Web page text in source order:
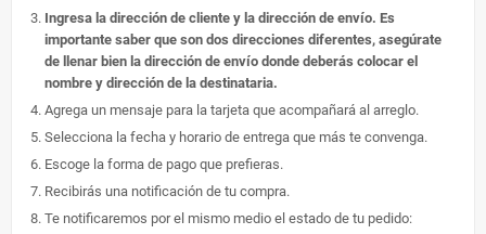
Ingresa la dirección de cliente y la dirección de envío. Es
importante saber que son dos direcciones diferentes, asegúrate
de llenar bien la dirección de envío donde deberás colocar el
nombre y dirección de la destinataria.
Agrega un mensaje para la tarjeta que acompañará al arreglo.
Selecciona la fecha y horario de entrega que más te convenga.
Escoge la forma de pago que prefieras.
Recibirás una notificación de tu compra.
Te notificaremos por el mismo medio el estado de tu pedido: